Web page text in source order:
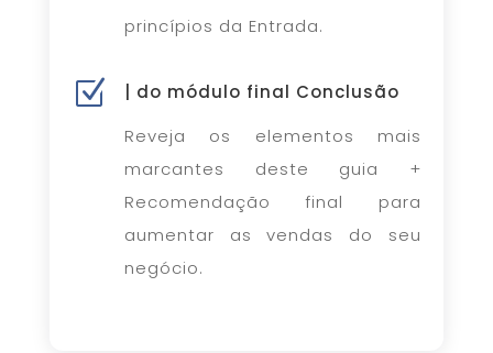
princípios da Entrada.
Z
| do módulo final Conclusão
Reveja os elementos mais
marcantes deste guia +
Recomendação final para
aumentar as vendas do seu
negócio.